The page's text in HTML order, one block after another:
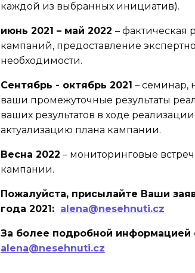
каждой из выбранных инициатив).
июнь 2021 – май 2022 – фактическая
кампаний, предоставление
необходимости.
Сентябрь - октябрь 2021 – семинар,
ваши промежуточные результаты
ваших результатов в ходе
актуализацию плана кампании.
Весна 2022 – мониторинговые
кампании.
Пожалуйста, присылайте Ваши
года 2021: alena@nesehnuti.cz
За более подробной информацией
alena@nesehnuti.cz